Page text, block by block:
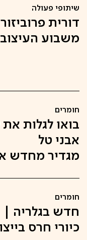
שיתופי פעולה
דורית
משבוע העיצוב
חומרים
אבני טל
מגדיר מחדש
חומרים
חדש בגלריה |
כיורי חרס